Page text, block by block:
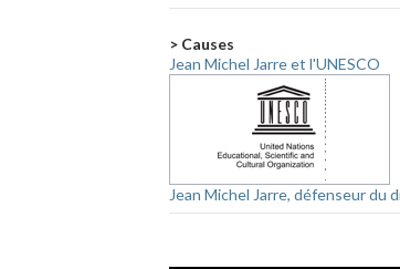
> Causes
Jean Michel Jarre et l'UNESCO
Jean Michel Jarre, défenseur du